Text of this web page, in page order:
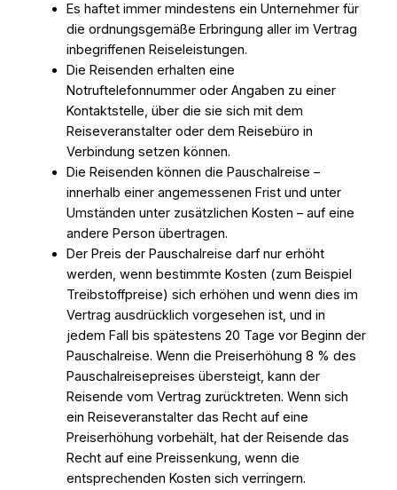
Es haftet immer mindestens ein Unternehmer für
die ordnungsgemäße Erbringung aller im Vertrag
inbegriffenen Reiseleistungen.
Die Reisenden erhalten eine
Notruftelefonnummer oder Angaben zu einer
Kontaktstelle, über die sie sich mit dem
Reiseveranstalter oder dem Reisebüro in
Verbindung setzen können.
Die Reisenden können die Pauschalreise –
innerhalb einer angemessenen Frist und unter
Umständen unter zusätzlichen Kosten – auf eine
andere Person übertragen.
Der Preis der Pauschalreise darf nur erhöht
werden, wenn bestimmte Kosten (zum Beispiel
Treibstoffpreise) sich erhöhen und wenn dies im
Vertrag ausdrücklich vorgesehen ist, und in
jedem Fall bis spätestens 20 Tage vor Beginn der
Pauschalreise. Wenn die Preiserhöhung 8 % des
Pauschalreisepreises übersteigt, kann der
Reisende vom Vertrag zurücktreten. Wenn sich
ein Reiseveranstalter das Recht auf eine
Preiserhöhung vorbehält, hat der Reisende das
Recht auf eine Preissenkung, wenn die
entsprechenden Kosten sich verringern.